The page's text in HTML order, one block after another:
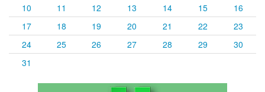
10
11 12 13 14 15
16
17
18 19 20 21 22
23
24
25 26 27 28 29
30
31